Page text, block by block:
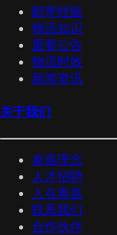
邮寄经验
物流知识
重要公告
物流时效
新闻资讯
关于我们
泰嘉理念
人才招聘
人在泰嘉
联系我们
合作伙伴